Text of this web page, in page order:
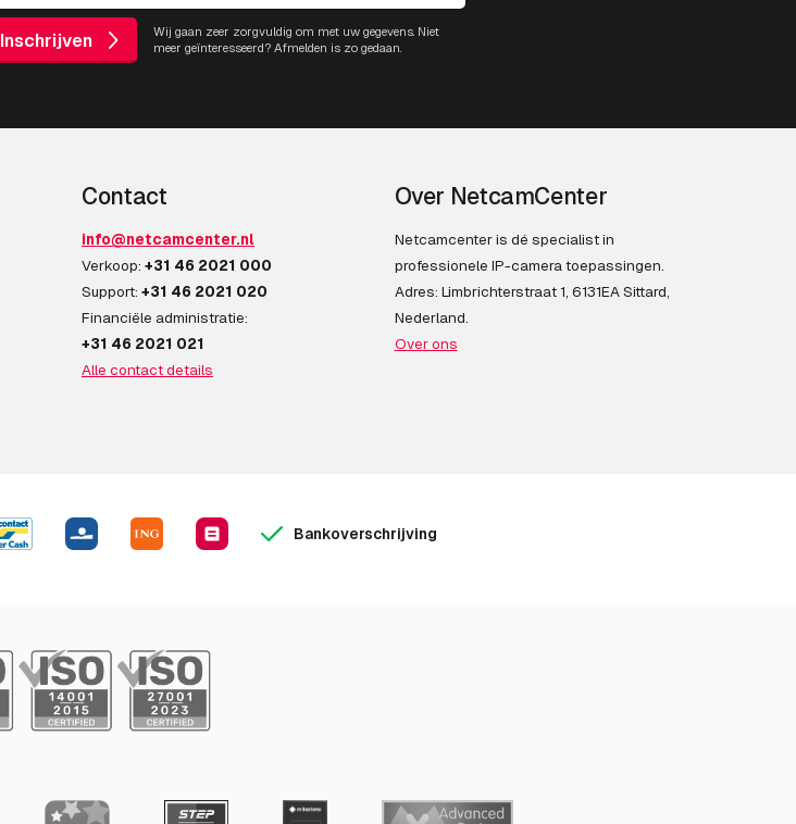
Inschrijven
Wij gaan zeer zorgvuldig om met uw gegevens. Niet
meer geïnteresseerd? Afmelden is zo gedaan.
Contact
info@netcamcenter.nl
Verkoop: +31 46 2021 000
Support: +31 46 2021 020
Financiële administratie:
+31 46 2021 021
Alle contact details
Over NetcamCenter
Netcamcenter is dé specialist in
professionele IP-camera toepassingen.
Adres: Limbrichterstraat 1, 6131EA Sittard,
Nederland.
Over ons
Bankoverschrijving